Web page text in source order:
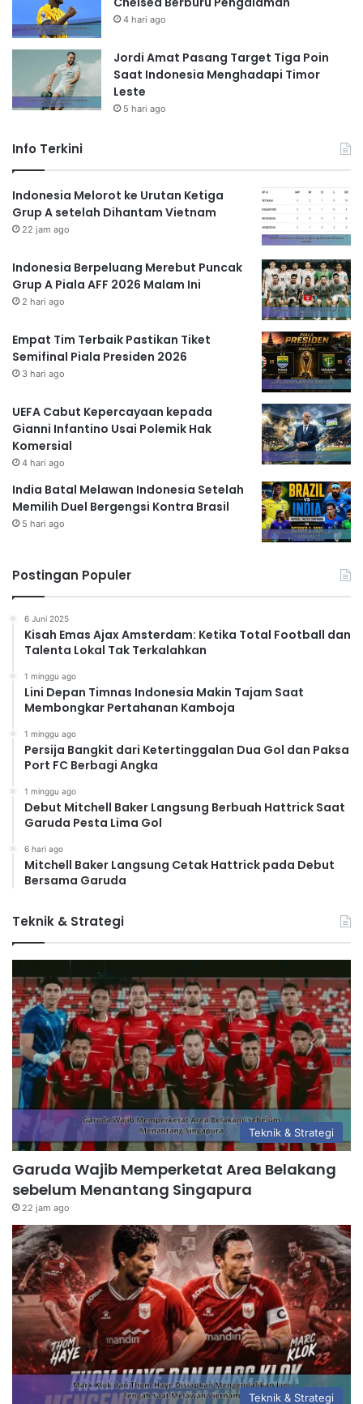
4 hari ago
Jordi Amat Pasang Target Tiga Poin
Saat Indonesia Menghadapi Timor
Leste
5 hari ago
Info Terkini
Indonesia Melorot ke Urutan Ketiga
Grup A setelah Dihantam Vietnam
22 jam ago
Indonesia Berpeluang Merebut Puncak
Grup A Piala AFF 2026 Malam Ini
2 hari ago
Empat Tim Terbaik Pastikan Tiket
Semifinal Piala Presiden 2026
3 hari ago
UEFA Cabut Kepercayaan kepada
Gianni Infantino Usai Polemik Hak
Komersial
4 hari ago
India Batal Melawan Indonesia Setelah
Memilih Duel Bergengsi Kontra Brasil
5 hari ago
Postingan Populer
6 Juni 2025
Kisah Emas Ajax Amsterdam: Ketika Total Football dan
Talenta Lokal Tak Terkalahkan
1 minggu ago
Lini Depan Timnas Indonesia Makin Tajam Saat
Membongkar Pertahanan Kamboja
1 minggu ago
Persija Bangkit dari Ketertinggalan Dua Gol dan Paksa
Port FC Berbagi Angka
1 minggu ago
Debut Mitchell Baker Langsung Berbuah Hattrick Saat
Garuda Pesta Lima Gol
6 hari ago
Mitchell Baker Langsung Cetak Hattrick pada Debut
Bersama Garuda
Teknik & Strategi
Teknik & Strategi
Garuda Wajib Memperketat Area Belakang
sebelum Menantang Singapura
22 jam ago
Teknik & Strategi